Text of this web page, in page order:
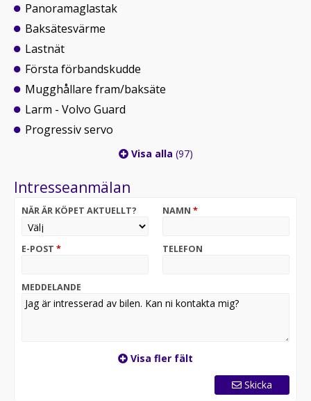
Panoramaglastak
Baksätesvärme
Lastnät
Första förbandskudde
Mugghållare fram/baksäte
Larm - Volvo Guard
Progressiv servo
Visa alla (97)
Intresseanmälan
NÄR ÄR KÖPET AKTUELLT? NAMN *
E-POST * TELEFON
MEDDELANDE
Visa fler fält
Skicka